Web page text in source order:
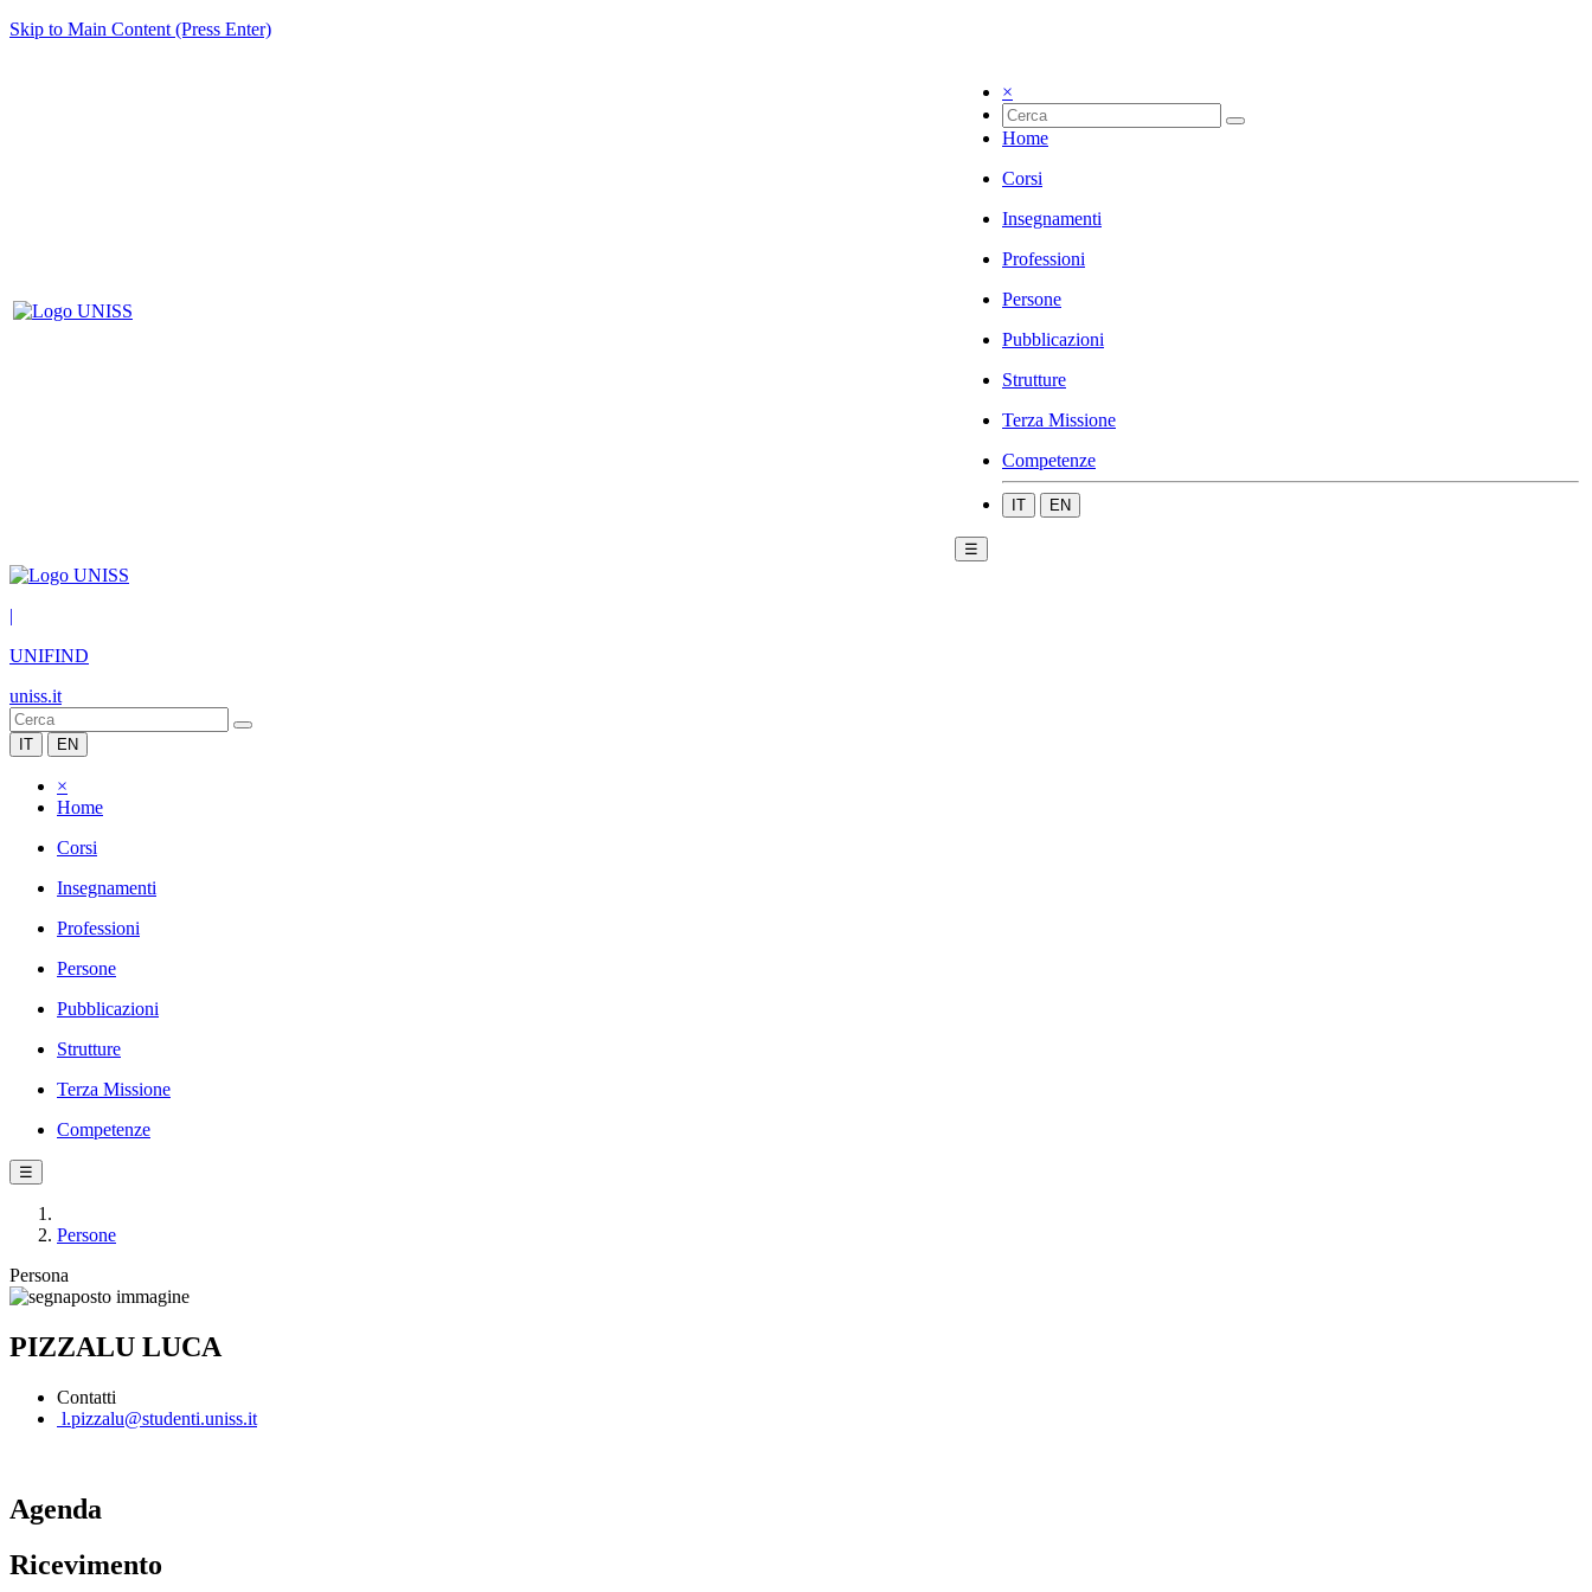
Skip to Main Content (Press Enter)
×
Home
Corsi
Insegnamenti
Professioni
Persone
Pubblicazioni
Strutture
Terza Missione
Competenze
IT EN
☰
|
UNIFIND
uniss.it
IT EN
×
Home
Corsi
Insegnamenti
Professioni
Persone
Pubblicazioni
Strutture
Terza Missione
Competenze
☰
Persone
Persona
PIZZALU LUCA
Contatti
l.pizzalu@studenti.uniss.it
Agenda
Ricevimento